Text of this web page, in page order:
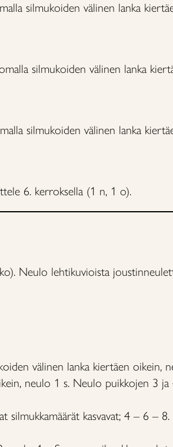
silmukoiden välinen lanka
silmukoiden välinen lanka
silmukoiden välinen lanka
6. kerroksella (1 n, 1 o).
Neulo lehtikuvioista
välinen lanka kiertäen oikein,
neulo 1 s. Neulo puikkojen 3 ja
silmukkamäärät kasvavat; 4 – 6 – 8.